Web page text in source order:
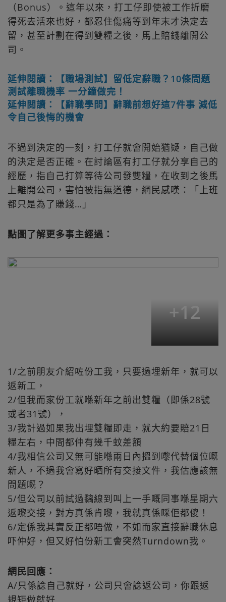
（Bonus）。這年以來，打工仔即使被工作折磨
得死去活來也好，都忍住傷痛等到年末才決定去
留，甚至計劃在得到雙糧之後，馬上賠錢離開公
司。
延伸閱讀：【職場測試】留低定辭職？10條問題
測試離職機率 一分鐘做完！
延伸閲讀：【辭職學問】辭職前想好這7件事 減低
令自己後悔的機會
不過到決定的一刻，打工仔就會開始猶疑，自己做
的決定是否正確。在討論區有打工仔就分享自己的
經歷，指自己打算等待公司發雙糧，在收到之後馬
上離開公司，害怕被指無道德，網民感嘆：「上班
都只是為了賺錢…」
點圖了解更多事主經過：
+12
1/之前朋友介紹咗份工我，只要過埋新年，就可以
返新工，
2/但我而家份工就喺新年之前出雙糧（即係28號
或者31號），
3/我計過如果我出埋雙糧即走，就大約要賠21日
糧左右，中間都仲有幾千蚊差額
4/我相信公司又無可能喺兩日內搵到嚟代替個位嘅
新人，不過我會寫好晒所有交接文件，我估應該無
問題嘅？
5/但公司以前試過黐線到叫上一手嘅同事喺星期六
返嚟交接，對方真係肯嚟，我就真係睬佢都傻！
6/定係我其實反正都唔做，不如而家直接辭職休息
吓仲好，但又好怕份新工會突然Turndown我。
網民回應：
A/只係諗自己就好，公司只會諗返公司，你跟返